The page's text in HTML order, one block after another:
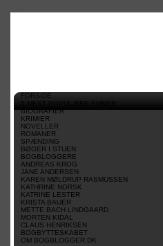
FORSIDE
5 MEST POPULÆRE EMNER
BIOGRAFIER
KRIMIER
NOVELLER
ROMANER
SPÆNDING
BØGER I STUEN
BOGBLOGGERE
ANDREAS KROG
JANE ANDERSEN
KAREN MØLDRUP RASMUSSEN
KATHRINE NORSK
KATRINE LESTER
KRISTA BAUER
METTE BACH LINDGAARD
MORTEN KIDAL
CLAUS HENRIKSEN
BOGBYTTESKABET
OM BOGBLOGGER.DK